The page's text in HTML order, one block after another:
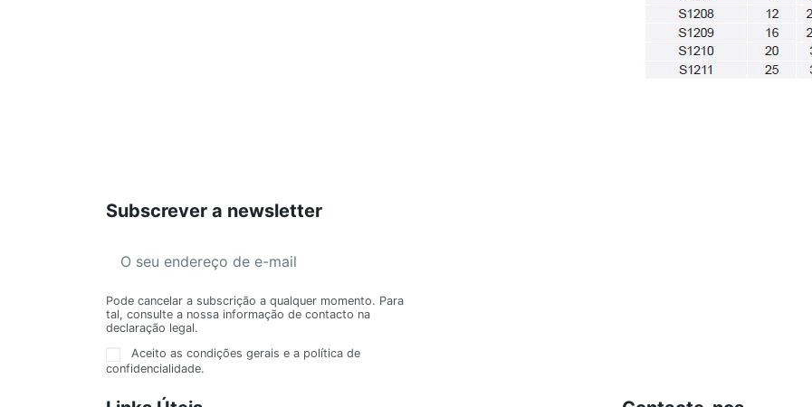
Subscrever a newsletter
Pode cancelar a subscrição a qualquer momento. Para
tal, consulte a nossa informação de contacto na
declaração legal.
Aceito as condições gerais e a política de
confidencialidade.